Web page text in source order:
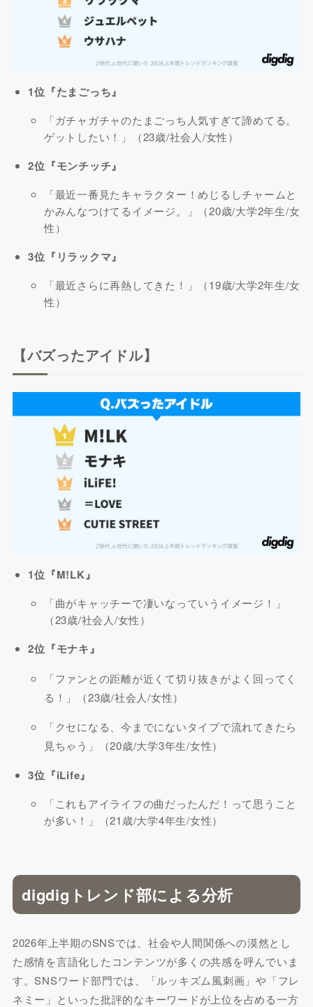
1位『たまごっち』
「ガチャガチャのたまごっち人気すぎて諦めてる。
ゲットしたい！」（23歳/社会人/女性）
2位『モンチッチ』
「最近一番見たキャラクター！めじるしチャームと
かみんなつけてるイメージ。」（20歳/大学2年生/女
性）
3位『リラックマ』
「最近さらに再熱してきた！」（19歳/大学2年生/女
性）
【バズったアイドル】
1位『M!LK』
「曲がキャッチーで凄いなっていうイメージ！」
（23歳/社会人/女性）
2位『モナキ』
「ファンとの距離が近くて切り抜きがよく回ってく
る！」（23歳/社会人/女性）
「クセになる、今までにないタイプで流れてきたら
見ちゃう」（20歳/大学3年生/女性）
3位『iLife』
「これもアイライフの曲だったんだ！って思うこと
が多い！」（21歳/大学4年生/女性）
digdigトレンド部による分析
2026年上半期のSNSでは、社会や人間関係への漠然とし
た感情を言語化したコンテンツが多くの共感を呼んでいま
す。SNSワード部門では、「ルッキズム風刺画」や「フレ
ネミー」といった批評的なキーワードが上位を占める一方